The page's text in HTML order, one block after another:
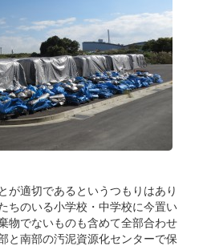
が適切であるというつもりはあり
ちのいる小学校・中学校に今置い
物でないものも含めて全部合わせ
と南部の汚泥資源化センターで保